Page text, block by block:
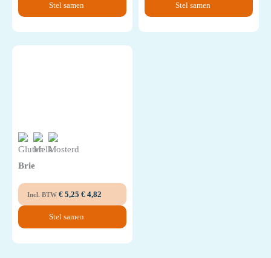
Stel samen Stel samen
Brie
Incl. BTW € 5,25 € 4,82
Stel samen